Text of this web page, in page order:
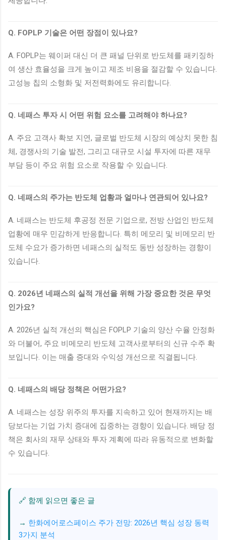
Q. FOPLP 기술은 어떤 장점이 있나요?
A. FOPLP는 웨이퍼 대신 더 큰 패널 단위로 반도체를 패키징하
여 생산 효율성을 크게 높이고 제조 비용을 절감할 수 있습니다.
고성능 칩의 소형화 및 저전력화에도 유리합니다.
Q. 네패스 투자 시 어떤 위험 요소를 고려해야 하나요?
A. 주요 고객사 확보 지연, 글로벌 반도체 시장의 예상치 못한 침
체, 경쟁사의 기술 발전, 그리고 대규모 시설 투자에 따른 재무
부담 등이 주요 위험 요소로 작용할 수 있습니다.
Q. 네패스의 주가는 반도체 업황과 얼마나 연관되어 있나요?
A. 네패스는 반도체 후공정 전문 기업으로, 전방 산업인 반도체
업황에 매우 민감하게 반응합니다. 특히 메모리 및 비메모리 반
도체 수요가 증가하면 네패스의 실적도 동반 성장하는 경향이
있습니다.
Q. 2026년 네패스의 실적 개선을 위해 가장 중요한 것은 무엇
인가요?
A. 2026년 실적 개선의 핵심은 FOPLP 기술의 양산 수율 안정화
와 더불어, 주요 비메모리 반도체 고객사로부터의 신규 수주 확
보입니다. 이는 매출 증대와 수익성 개선으로 직결됩니다.
Q. 네패스의 배당 정책은 어떤가요?
A. 네패스는 성장 위주의 투자를 지속하고 있어 현재까지는 배
당보다는 기업 가치 증대에 집중하는 경향이 있습니다. 배당 정
책은 회사의 재무 상태와 투자 계획에 따라 유동적으로 변화할
수 있습니다.
🔗 함께 읽으면 좋은 글
한화에어로스페이스 주가 전망: 2026년 핵심 성장 동력
3가지 분석